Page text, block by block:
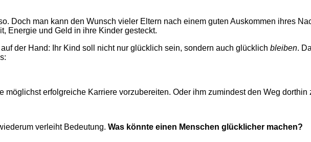
Doch man kann den Wunsch vieler Eltern nach einem guten Auskommen ihres
Energie und Geld in ihre Kinder gesteckt.
der Hand: Ihr Kind soll nicht nur glücklich sein, sondern auch glücklich bleiben.
erfolgreiche Karriere vorzubereiten. Oder ihm zumindest den Weg dorthin
verleiht Bedeutung. Was könnte einen Menschen glücklicher machen?